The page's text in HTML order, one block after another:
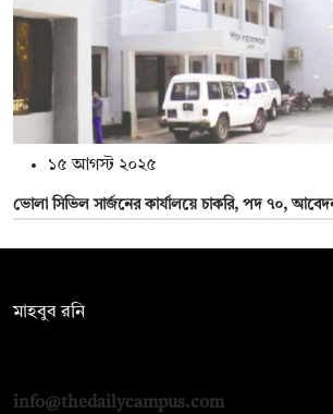
১৫ আগস্ট ২০২৫
ভোলা সিভিল সার্জনের কার্যালয়ে চাকরি, পদ ৭০,
মাহবুব রনি
info@thedailycampus.com